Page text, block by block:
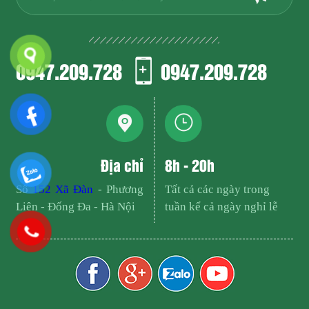
0947.209.728 0947.209.728
Địa chỉ
Số152 Xã Đàn - Phương
Liên - Đống Đa - Hà Nội
8h - 20h
Tất cả các ngày trong
tuần kể cả ngày nghỉ lễ